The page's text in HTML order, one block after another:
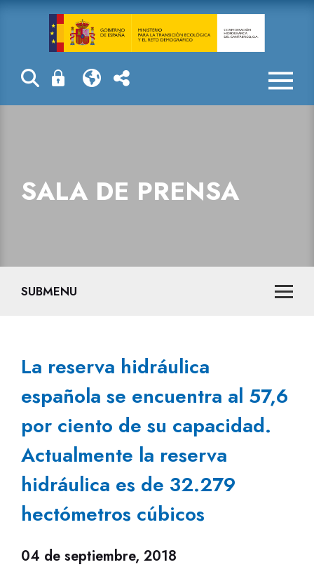
La reserva
SALA DE PRENSA
SUBMENU
La reserva hidráulica
española se encuentra al 57,6
por ciento de su capacidad.
Actualmente la reserva
hidráulica es de 32.279
hectómetros cúbicos
04 de septiembre, 2018